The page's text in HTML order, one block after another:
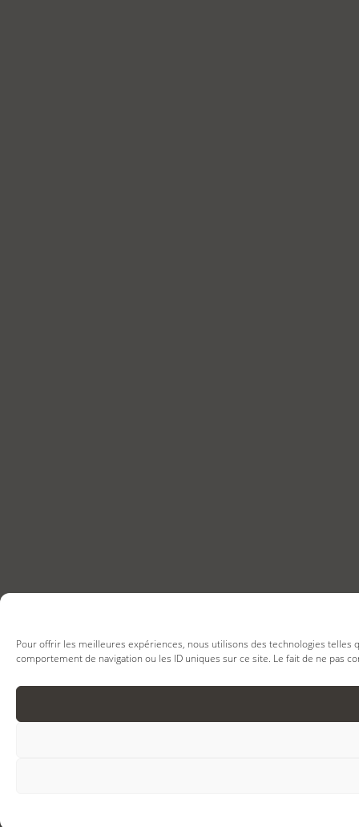
Pour offrir les meilleures expériences, nous utilisons des technologies
comportement de navigation ou les ID uniques sur ce site. Le fait de ne